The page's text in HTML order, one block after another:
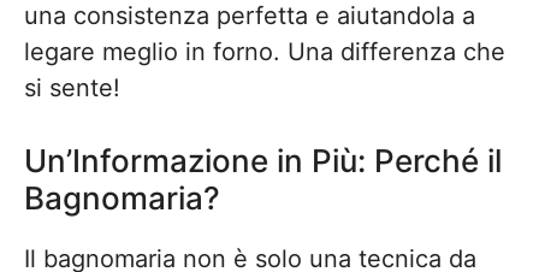
una consistenza perfetta e aiutandola a
legare meglio in forno. Una differenza che
si sente!
Un’Informazione in Più: Perché il
Bagnomaria?
Il bagnomaria non è solo una tecnica da